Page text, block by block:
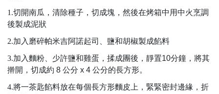
1.切開南瓜，清除種子，切成塊，然後在烤箱中用中火烹調
後製成泥狀
2.加入磨碎帕米吉阿諾起司、鹽和胡椒製成餡料
3.加入麵粉、少許鹽和雞蛋，揉成團後，靜置10分鐘，將其
擀開，切成約 8 公分 x 4 公分的長方形。
4.將一茶匙餡料放在每個長方形麵皮上，緊緊密封邊緣，折